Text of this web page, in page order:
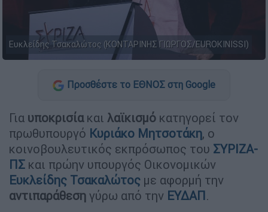
Ευκλείδης Τσακαλώτος (ΚΟΝΤΑPΙΝΗΣ ΓΙΩΡΓΟΣ/EUROKINISSI)
Προσθέστε το ΕΘΝΟΣ στη Google
Για υποκρισίακαι λαϊκισμό κατηγορεί τον
πρωθυπουργό Κυριάκο Μητσοτάκη, ο
κοινοβουλευτικός εκπρόσωπος του ΣΥΡΙΖΑ-
ΠΣ και πρώην υπουργός Οικονομικών
Ευκλείδης Τσακαλώτος με αφορμή την
αντιπαράθεση γύρω από την ΕΥΔΑΠ.